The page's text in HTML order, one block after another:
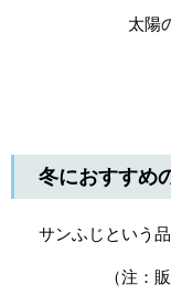
太
冬におすすめ
サンふじという
（注：販売量